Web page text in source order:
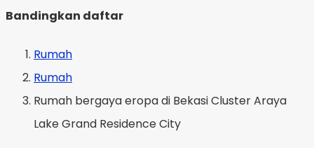
Bandingkan daftar
Rumah
Rumah
Rumah bergaya eropa di Bekasi Cluster Araya
Lake Grand Residence City